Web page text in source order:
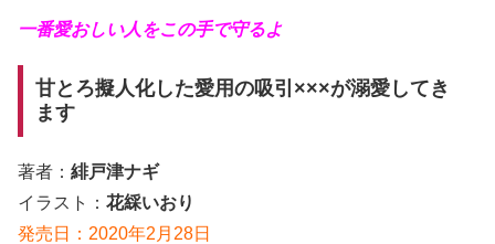
一番愛おしい人をこの手で守るよ
甘とろ擬人化した愛用の吸引×××が溺愛してき
ます
著者： 緋戸津ナギ
イラスト： 花綵いおり
発売日：2020年2月28日